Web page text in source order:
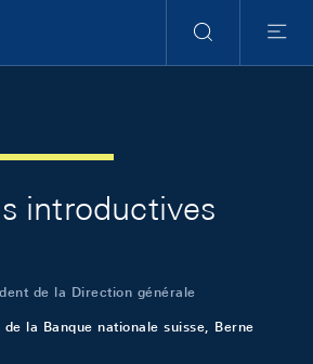
RechercheMenu
introductives
de la Direction générale
la Banque nationale suisse, Berne